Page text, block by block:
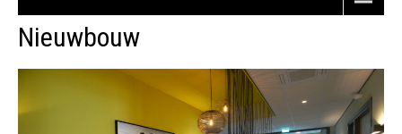
Nieuwbouw